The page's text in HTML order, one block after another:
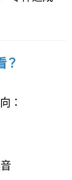
？
：